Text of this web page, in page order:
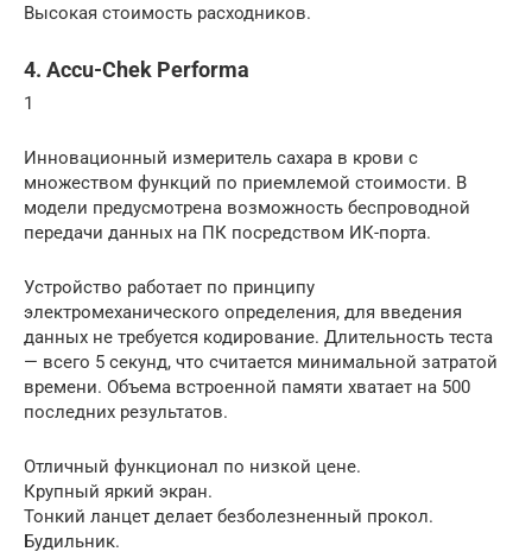
Высокая стоимость расходников.
4. Accu-Chek Performa
1
Инновационный измеритель сахара в крови с
множеством функций по приемлемой стоимости. В
модели предусмотрена возможность беспроводной
передачи данных на ПК посредством ИК-порта.
Устройство работает по принципу
электромеханического определения, для введения
данных не требуется кодирование. Длительность теста
— всего 5 секунд, что считается минимальной затратой
времени. Объема встроенной памяти хватает на 500
последних результатов.
Отличный функционал по низкой цене.
Крупный яркий экран.
Тонкий ланцет делает безболезненный прокол.
Будильник.